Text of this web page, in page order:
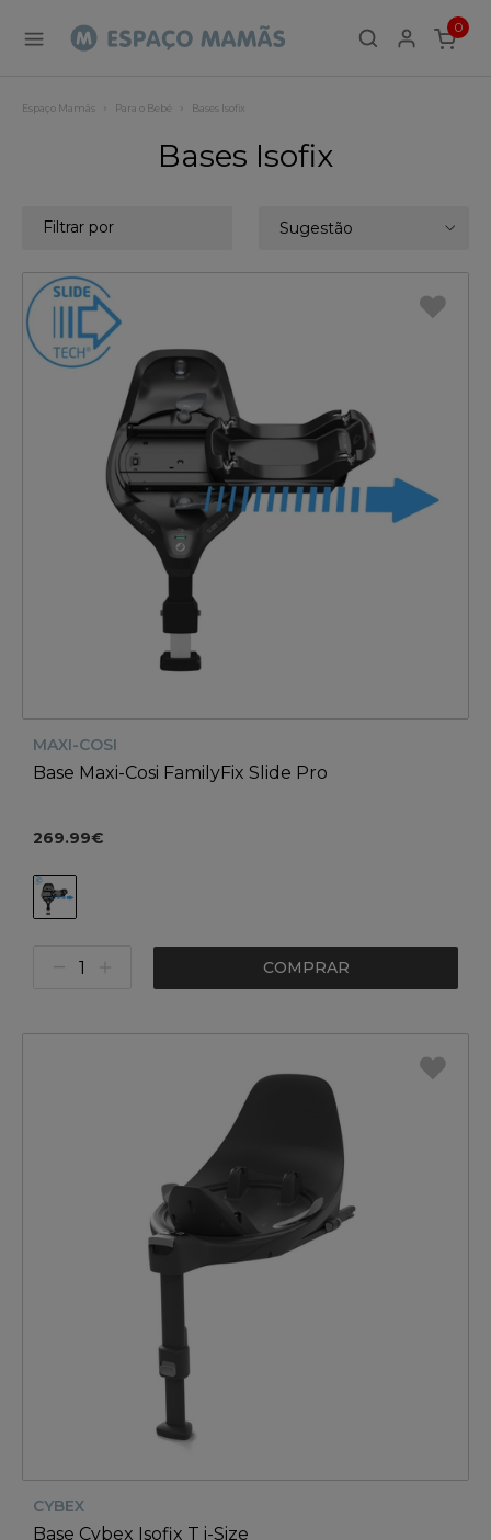
0
ITEMS
Espaço Mamãs Para o Bebé Bases Isofix
Bases Isofix
Sugestão
Filtrar por
MAXI-COSI
Base Maxi-Cosi FamilyFix Slide Pro
269.99€
COMPRAR
CYBEX
Base Cybex Isofix T i-Size